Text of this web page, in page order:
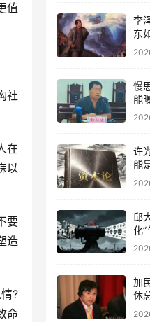
值
社
在
以
要
造
?
命
李
东
展
慢
能
大
许
能
与
学
邱
化”
加
休
公